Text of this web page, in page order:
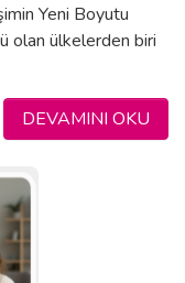
Yeni Boyutu
olan ülkelerden biri
DEVAMINI OKU